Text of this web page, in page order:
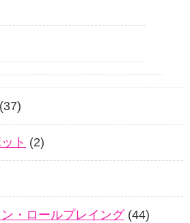
(37)
ト (2)
・ロールプレイング(44)